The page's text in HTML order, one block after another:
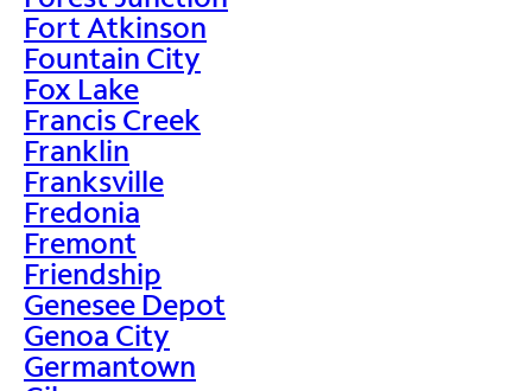
Fort Atkinson
Fountain City
Fox Lake
Francis Creek
Franklin
Franksville
Fredonia
Fremont
Friendship
Genesee Depot
Genoa City
Germantown